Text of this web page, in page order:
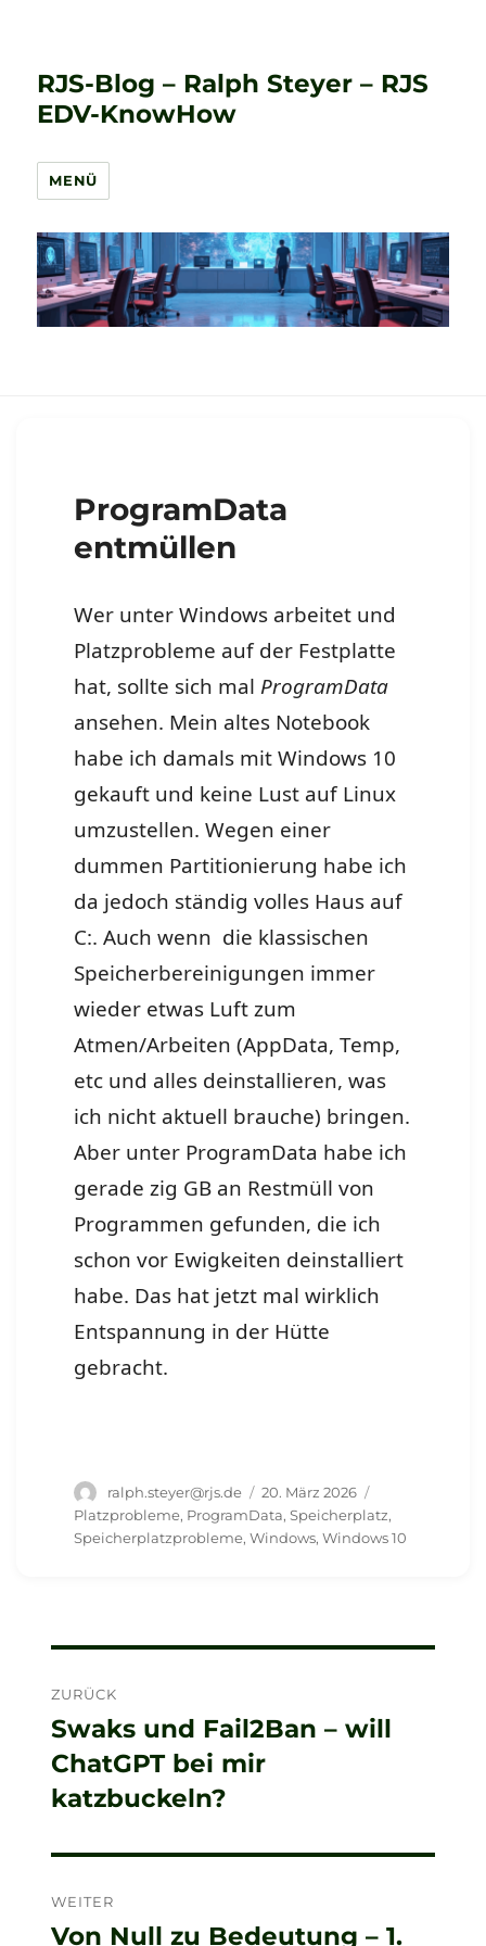
RJS-Blog – Ralph Steyer – RJS
EDV-KnowHow
MENÜ
ProgramData
entmüllen
Wer unter Windows arbeitet und
Platzprobleme auf der Festplatte
hat, sollte sich malProgramData
ansehen. Mein altes Notebook
habe ich damals mit Windows 10
gekauft und keine Lust auf Linux
umzustellen. Wegen einer
dummen Partitionierung habe ich
da jedoch ständig volles Haus auf
C:. Auch wenn die klassischen
Speicherbereinigungen immer
wieder etwas Luft zum
Atmen/Arbeiten (AppData, Temp,
etc und alles deinstallieren, was
ich nicht aktuell brauche) bringen.
Aber unter ProgramData habe ich
gerade zig GB an Restmüll von
Programmen gefunden, die ich
schon vor Ewigkeiten deinstalliert
habe. Das hat jetzt mal wirklich
Entspannung in der Hütte
gebracht.
Autor
ralph.steyer@rjs.de
Veröffentlicht
am
20. März 2026
Platzprobleme, ProgramData,Speicherplatz,
Speicherplatzprobleme,Windows,Windows 10
ZURÜCK
Vorheriger
Beitrag:
Swaks und Fail2Ban – will
ChatGPT bei mir
katzbuckeln?
WEITER
Nächster
Von Null zu Bedeutung – 1.